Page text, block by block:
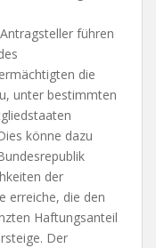
führen
die
unter bestimmten
könne dazu
der
erreiche, die den
Haftungsanteil
Der